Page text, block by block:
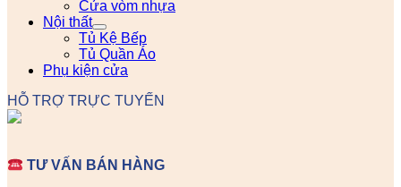
Cửa vòm nhựa
Nội thất
Tủ Kệ Bếp
Tủ Quần Áo
Phụ kiện cửa
HỖ TRỢ TRỰC TUYẾN
TƯ VẤN BÁN HÀNG